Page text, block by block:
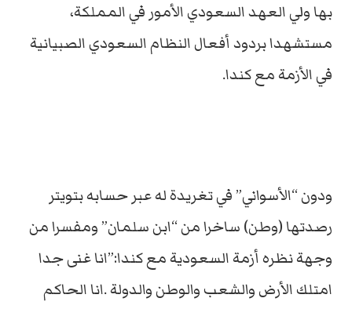
بها ولي العهد السعودي الأمور في المملكة،
مستشهدا بردود أفعال النظام السعودي الصبيانية
في الأزمة مع كندا.
ودون “الأسواني” في تغريدة له عبر حسابه بتويتر
رصدتها (وطن) ساخرا من “ابن سلمان” ومفسرا من
وجهة نظره أزمة السعودية مع كندا:”انا غنى جدا
امتلك الأرض والشعب والوطن والدولة .انا الحاكم